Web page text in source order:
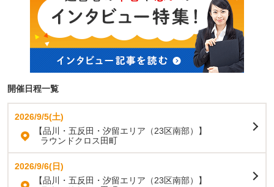
開催日程一覧
2026/9/5(土)
【品川・五反田・汐留エリア（23区南部）】
ラウンドクロス田町
2026/9/6(日)
【品川・五反田・汐留エリア（23区南部）】